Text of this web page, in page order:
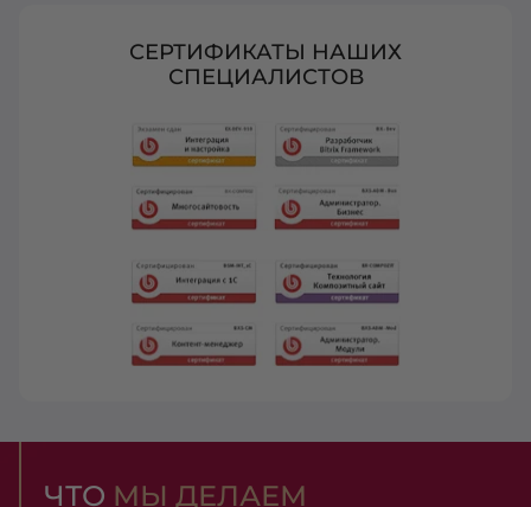
СЕРТИФИКАТЫ НАШИХ
СПЕЦИАЛИСТОВ
ЧТО МЫ ДЕЛАЕМ